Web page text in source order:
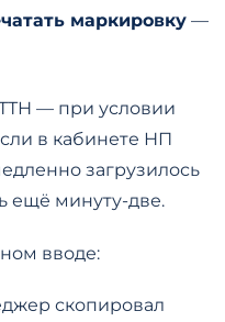
маркировку —
— при условии
в кабинете НП
загрузилось
ещё минуту-две.
вводе:
скопировал